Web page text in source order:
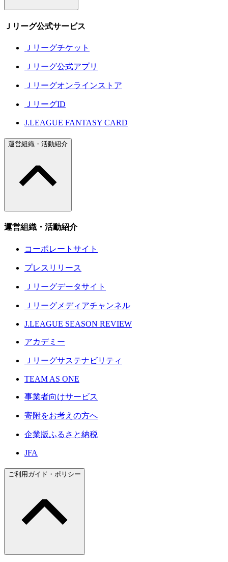
Ｊリーグ公式サービス
Ｊリーグチケット
Ｊリーグ公式アプリ
Ｊリーグオンラインストア
ＪリーグID
J.LEAGUE FANTASY CARD
運営組織・活動紹介
運営組織・活動紹介
コーポレートサイト
プレスリリース
Ｊリーグデータサイト
Ｊリーグメディアチャンネル
J.LEAGUE SEASON REVIEW
アカデミー
Ｊリーグサステナビリティ
TEAM AS ONE
事業者向けサービス
寄附をお考えの方へ
企業版ふるさと納税
JFA
ご利用ガイド・ポリシー